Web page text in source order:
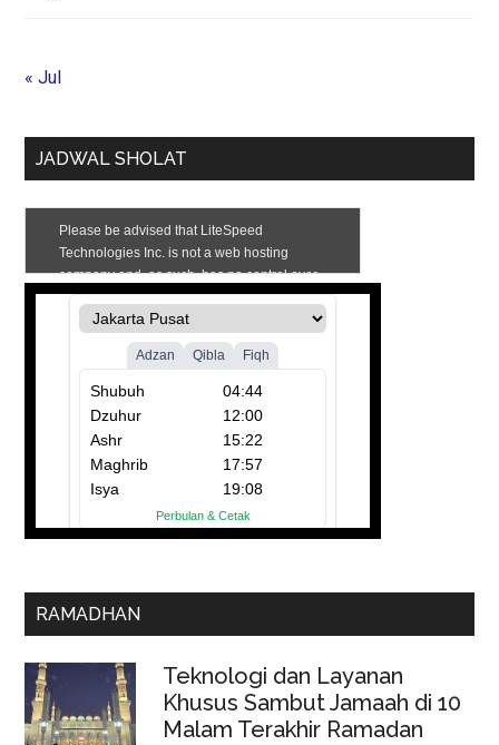
« Jul
JADWAL SHOLAT
RAMADHAN
Teknologi dan Layanan
Khusus Sambut Jamaah di 10
Malam Terakhir Ramadan